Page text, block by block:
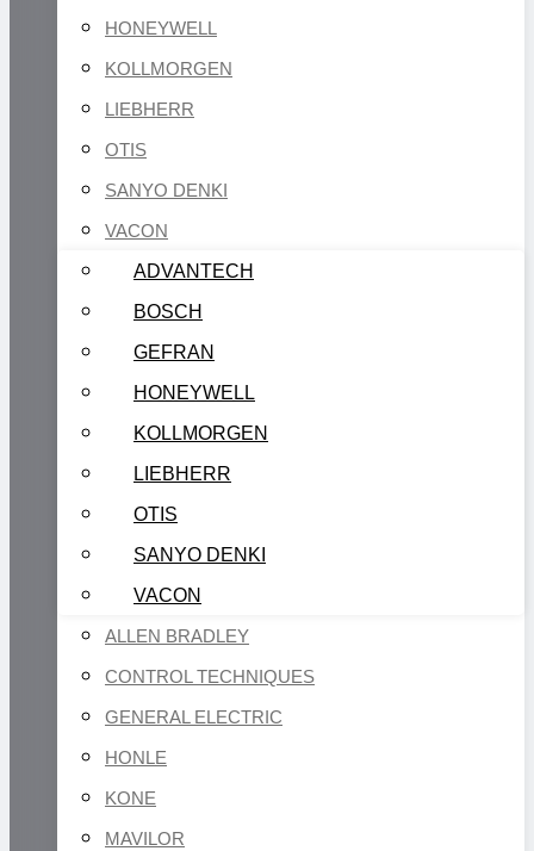
HONEYWELL
KOLLMORGEN
LIEBHERR
OTIS
SANYO DENKI
VACON
ADVANTECH
BOSCH
GEFRAN
HONEYWELL
KOLLMORGEN
LIEBHERR
OTIS
SANYO DENKI
VACON
ALLEN BRADLEY
CONTROL TECHNIQUES
GENERAL ELECTRIC
HONLE
KONE
MAVILOR